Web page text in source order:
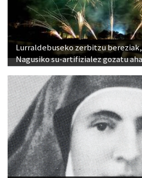
Lurraldebuseko zerbitzu
Nagusiko su-artifizialez gozatu